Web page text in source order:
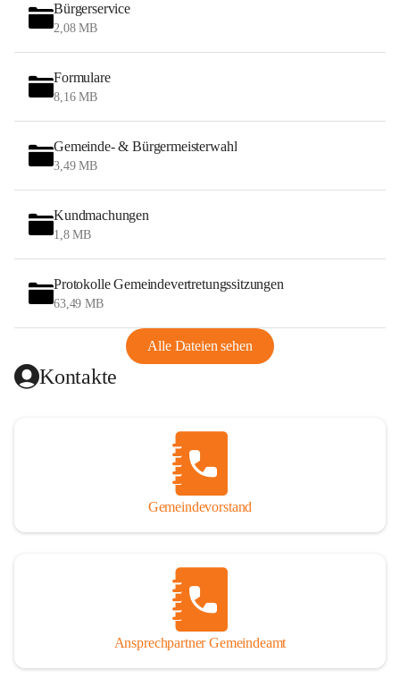
Bürgerservice
2,08 MB
Formulare
8,16 MB
Gemeinde- & Bürgermeisterwahl
3,49 MB
Kundmachungen
1,8 MB
Protokolle Gemeindevertretungssitzungen
63,49 MB
Alle Dateien sehen
Kontakte
Gemeindevorstand
Ansprechpartner Gemeindeamt